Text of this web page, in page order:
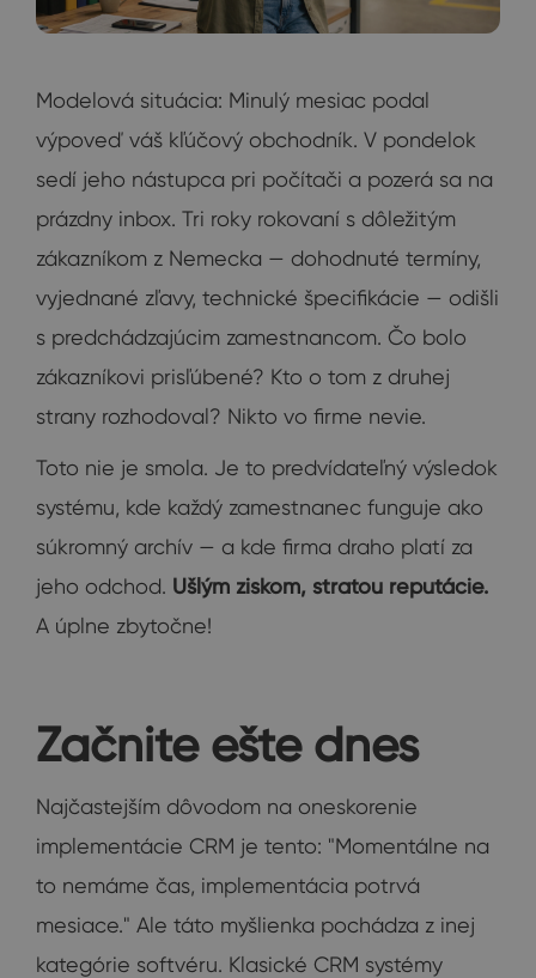
Modelová situácia: Minulý mesiac podal
výpoveď váš kľúčový obchodník. V pondelok
sedí jeho nástupca pri počítači a pozerá sa na
prázdny inbox. Tri roky rokovaní s dôležitým
zákazníkom z Nemecka — dohodnuté termíny,
vyjednané zľavy, technické špecifikácie — odišli
s predchádzajúcim zamestnancom. Čo bolo
zákazníkovi prisľúbené? Kto o tom z druhej
strany rozhodoval? Nikto vo firme nevie.
Toto nie je smola. Je to predvídateľný výsledok
systému, kde každý zamestnanec funguje ako
súkromný archív — a kde firma draho platí za
jeho odchod. Ušlým ziskom, stratou reputácie.
A úplne zbytočne!
Začnite ešte dnes
Najčastejším dôvodom na oneskorenie
implementácie CRM je tento: "Momentálne na
to nemáme čas, implementácia potrvá
mesiace." Ale táto myšlienka pochádza z inej
kategórie softvéru. Klasické CRM systémy